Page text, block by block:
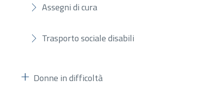
Assegni di cura
Trasporto sociale disabili
Donne in difficoltà